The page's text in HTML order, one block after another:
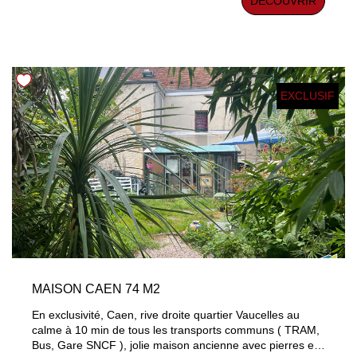
Grenier d'environ 15m². Garage Les informations sur les
risques auxquels ce bien est exposé sont disponibles sur
EXCLUSIF
MAISON CAEN 74 M2
En exclusivité, Caen, rive droite quartier Vaucelles au
calme à 10 min de tous les transports communs ( TRAM,
Bus, Gare SNCF ), jolie maison ancienne avec pierres et